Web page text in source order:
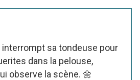
interrompt sa tondeuse pour
dans la pelouse,
observe la scène. 🌼